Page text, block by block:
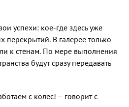
успехи: кое-где здесь уже
перекрытий. В галерее только
к стенам. По мере выполнения
будут сразу передавать
с колес! – говорит с